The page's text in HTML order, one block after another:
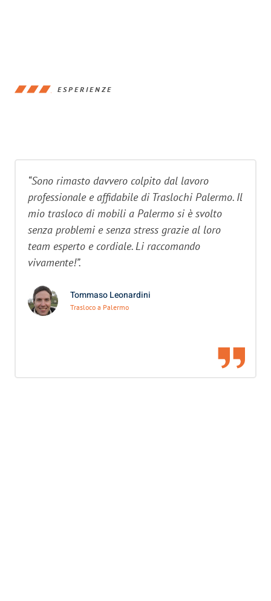
ESPERIENZE
“Sono rimasto davvero colpito dal lavoro
professionale e affidabile di Traslochi Palermo. Il
mio trasloco di mobili a Palermo si è svolto
senza problemi e senza stress grazie al loro
team esperto e cordiale. Li raccomando
vivamente!”.
Tommaso Leonardini
Trasloco a Palermo